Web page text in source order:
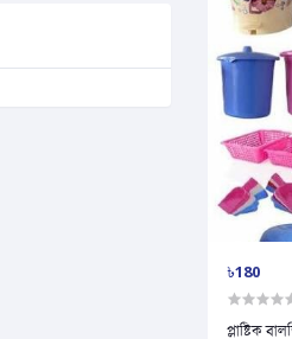
৳180
প্লাষ্টিক